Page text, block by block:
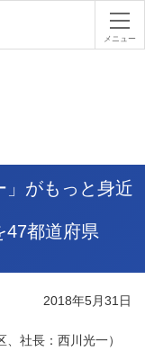
パーク２
メニュー
」がもっと身近
47都道府県
2018年5月31日
社長：西川光一）